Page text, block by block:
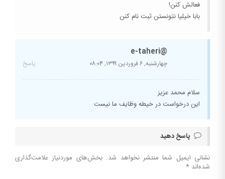
فعالش کنن!
بابا خیلیا نتونستن ثبت نام کنن
@e-taheri
چهارشنبه, ۶ فروردین ۱۳۹۹, ۰۸:۰۴ پاسخ
سلام محمد عزیز
این درخواست در خیطه وظایف ما نیست
پاسخ دهید
نشانی ایمیل شما منتشر نخواهد شد. بخش‌های موردنیاز علامت‌گذاری
شده‌اند *